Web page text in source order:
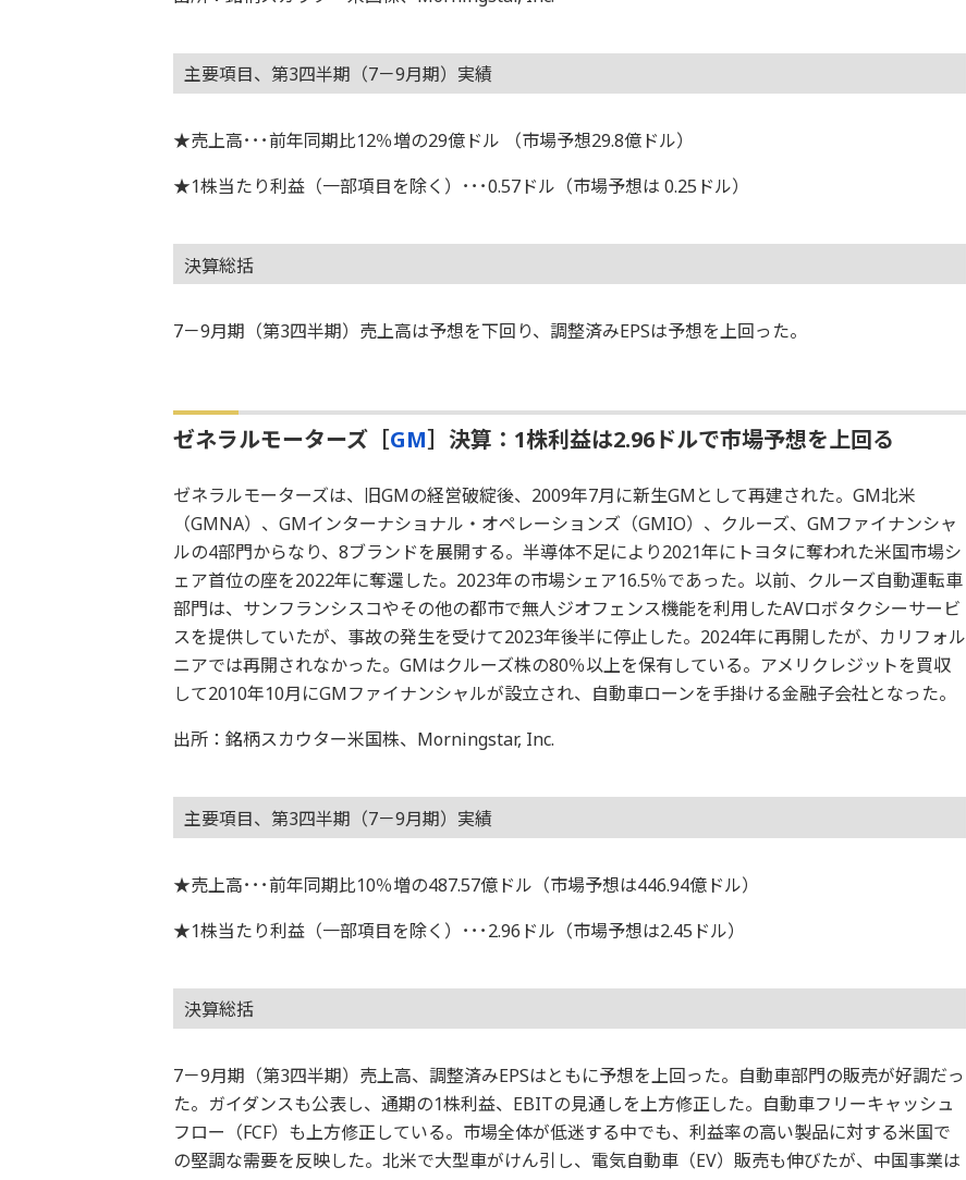
主要項目、第3四半期（7－9月期）実績
★売上高･･･前年同期比12％増の29億ドル （市場予想29.8億ドル）
★1株当たり利益（一部項目を除く）･･･0.57ドル（市場予想は 0.25ドル）
決算総括
7－9月期（第3四半期）売上高は予想を下回り、調整済みEPSは予想を上回った。
ゼネラルモーターズ［GM］決算：1株利益は2.96ドルで市場予想を上回る
ゼネラルモーターズは、旧GMの経営破綻後、2009年7月に新生GMとして再建された。GM北米
（GMNA）、GMインターナショナル・オペレーションズ（GMIO）、クルーズ、GMファイナンシャ
ルの4部門からなり、8ブランドを展開する。半導体不足により2021年にトヨタに奪われた米国市場シ
ェア首位の座を2022年に奪還した。2023年の市場シェア16.5％であった。以前、クルーズ自動運転車
部門は、サンフランシスコやその他の都市で無人ジオフェンス機能を利用したAVロボタクシーサービ
スを提供していたが、事故の発生を受けて2023年後半に停止した。2024年に再開したが、カリフォル
ニアでは再開されなかった。GMはクルーズ株の80％以上を保有している。アメリクレジットを買収
して2010年10月にGMファイナンシャルが設立され、自動車ローンを手掛ける金融子会社となった。
出所：銘柄スカウター米国株、Morningstar, Inc.
主要項目、第3四半期（7－9月期）実績
★売上高･･･前年同期比10％増の487.57億ドル（市場予想は446.94億ドル）
★1株当たり利益（一部項目を除く）･･･2.96ドル（市場予想は2.45ドル）
決算総括
7－9月期（第3四半期）売上高、調整済みEPSはともに予想を上回った。自動車部門の販売が好調だっ
た。ガイダンスも公表し、通期の1株利益、EBITの見通しを上方修正した。自動車フリーキャッシュ
フロー（FCF）も上方修正している。市場全体が低迷する中でも、利益率の高い製品に対する米国で
の堅調な需要を反映した。北米で大型車がけん引し、電気自動車（EV）販売も伸びたが、中国事業は